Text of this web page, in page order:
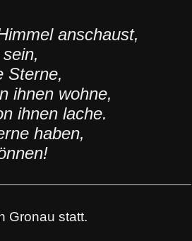
anschaust,
Sterne,
ihnen wohne,
ihnen lache.
haben,
Gronau statt.